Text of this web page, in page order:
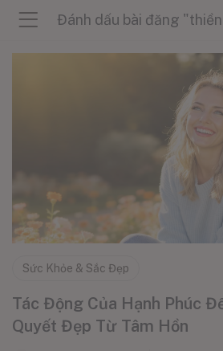
(Tin Tức )
Sức Khỏe & Sắc Đẹp
Tác Động Của Hạnh Phúc
Quyết Đẹp Từ Tâm Hồn